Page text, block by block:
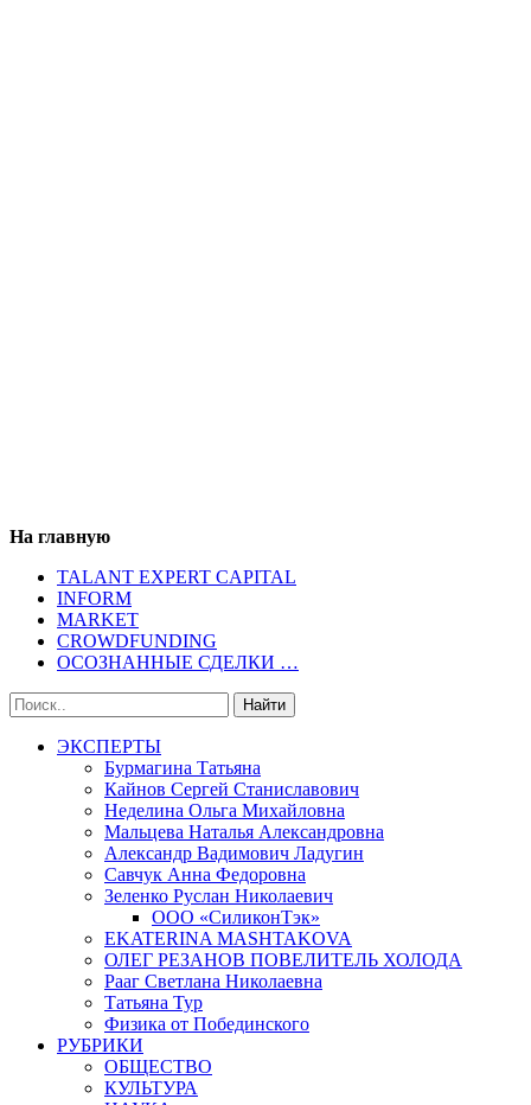
На главную
TALANT EXPERT CAPITAL
INFORM
MARKET
CROWDFUNDING
ОСОЗНАННЫЕ СДЕЛКИ …
ЭКСПЕРТЫ
Бурмагина Татьяна
Кайнов Сергей Станиславович
Неделина Ольга Михайловна
Мальцева Наталья Александровна
Александр Вадимович Ладугин
Савчук Анна Федоровна
Зеленко Руслан Николаевич
ООО «СиликонТэк»
EKATERINA MASHTAKOVA
ОЛЕГ РЕЗАНОВ ПОВЕЛИТЕЛЬ ХОЛОДА
Рааг Светлана Николаевна
Татьяна Тур
Физика от Побединского
РУБРИКИ
ОБЩЕСТВО
КУЛЬТУРА